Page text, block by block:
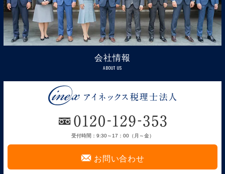
会社情報
ABOUT US
受付時間：9:30～17：00（月～金）
F お問い合わせ